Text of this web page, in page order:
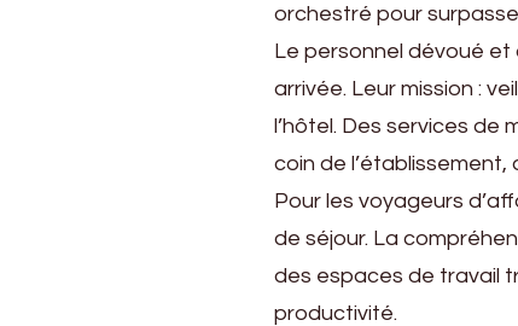
orchestré pour
Le personnel dévoué
arrivée. Leur mission :
l’hôtel. Des services
coin de
Pour les voyageurs
de séjour. La
des espaces de travail
productivité.